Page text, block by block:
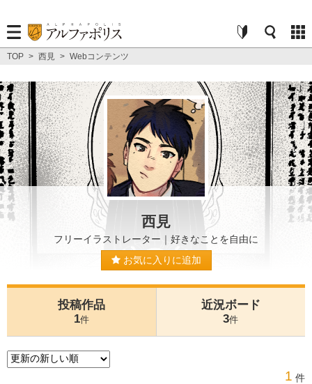
TOP > 西見 > Webコンテンツ
西見
フリーイラストレーター｜好きなことを自由に
お気に入りに追加
投稿作品
1件
近況ボード
3件
1 件